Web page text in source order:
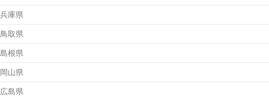
兵庫県
鳥取県
島根県
岡山県
広島県